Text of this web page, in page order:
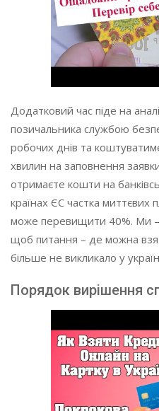
Додатковий час піде на
позичальника службою
робочих днів та
хвилин на заповнення
отримаєте кошти на
країнах ЄС частка миттєвих
може перевищити 40%. Ми –
щоб питання – де можна
більше не викликало у
Порядок вирішення